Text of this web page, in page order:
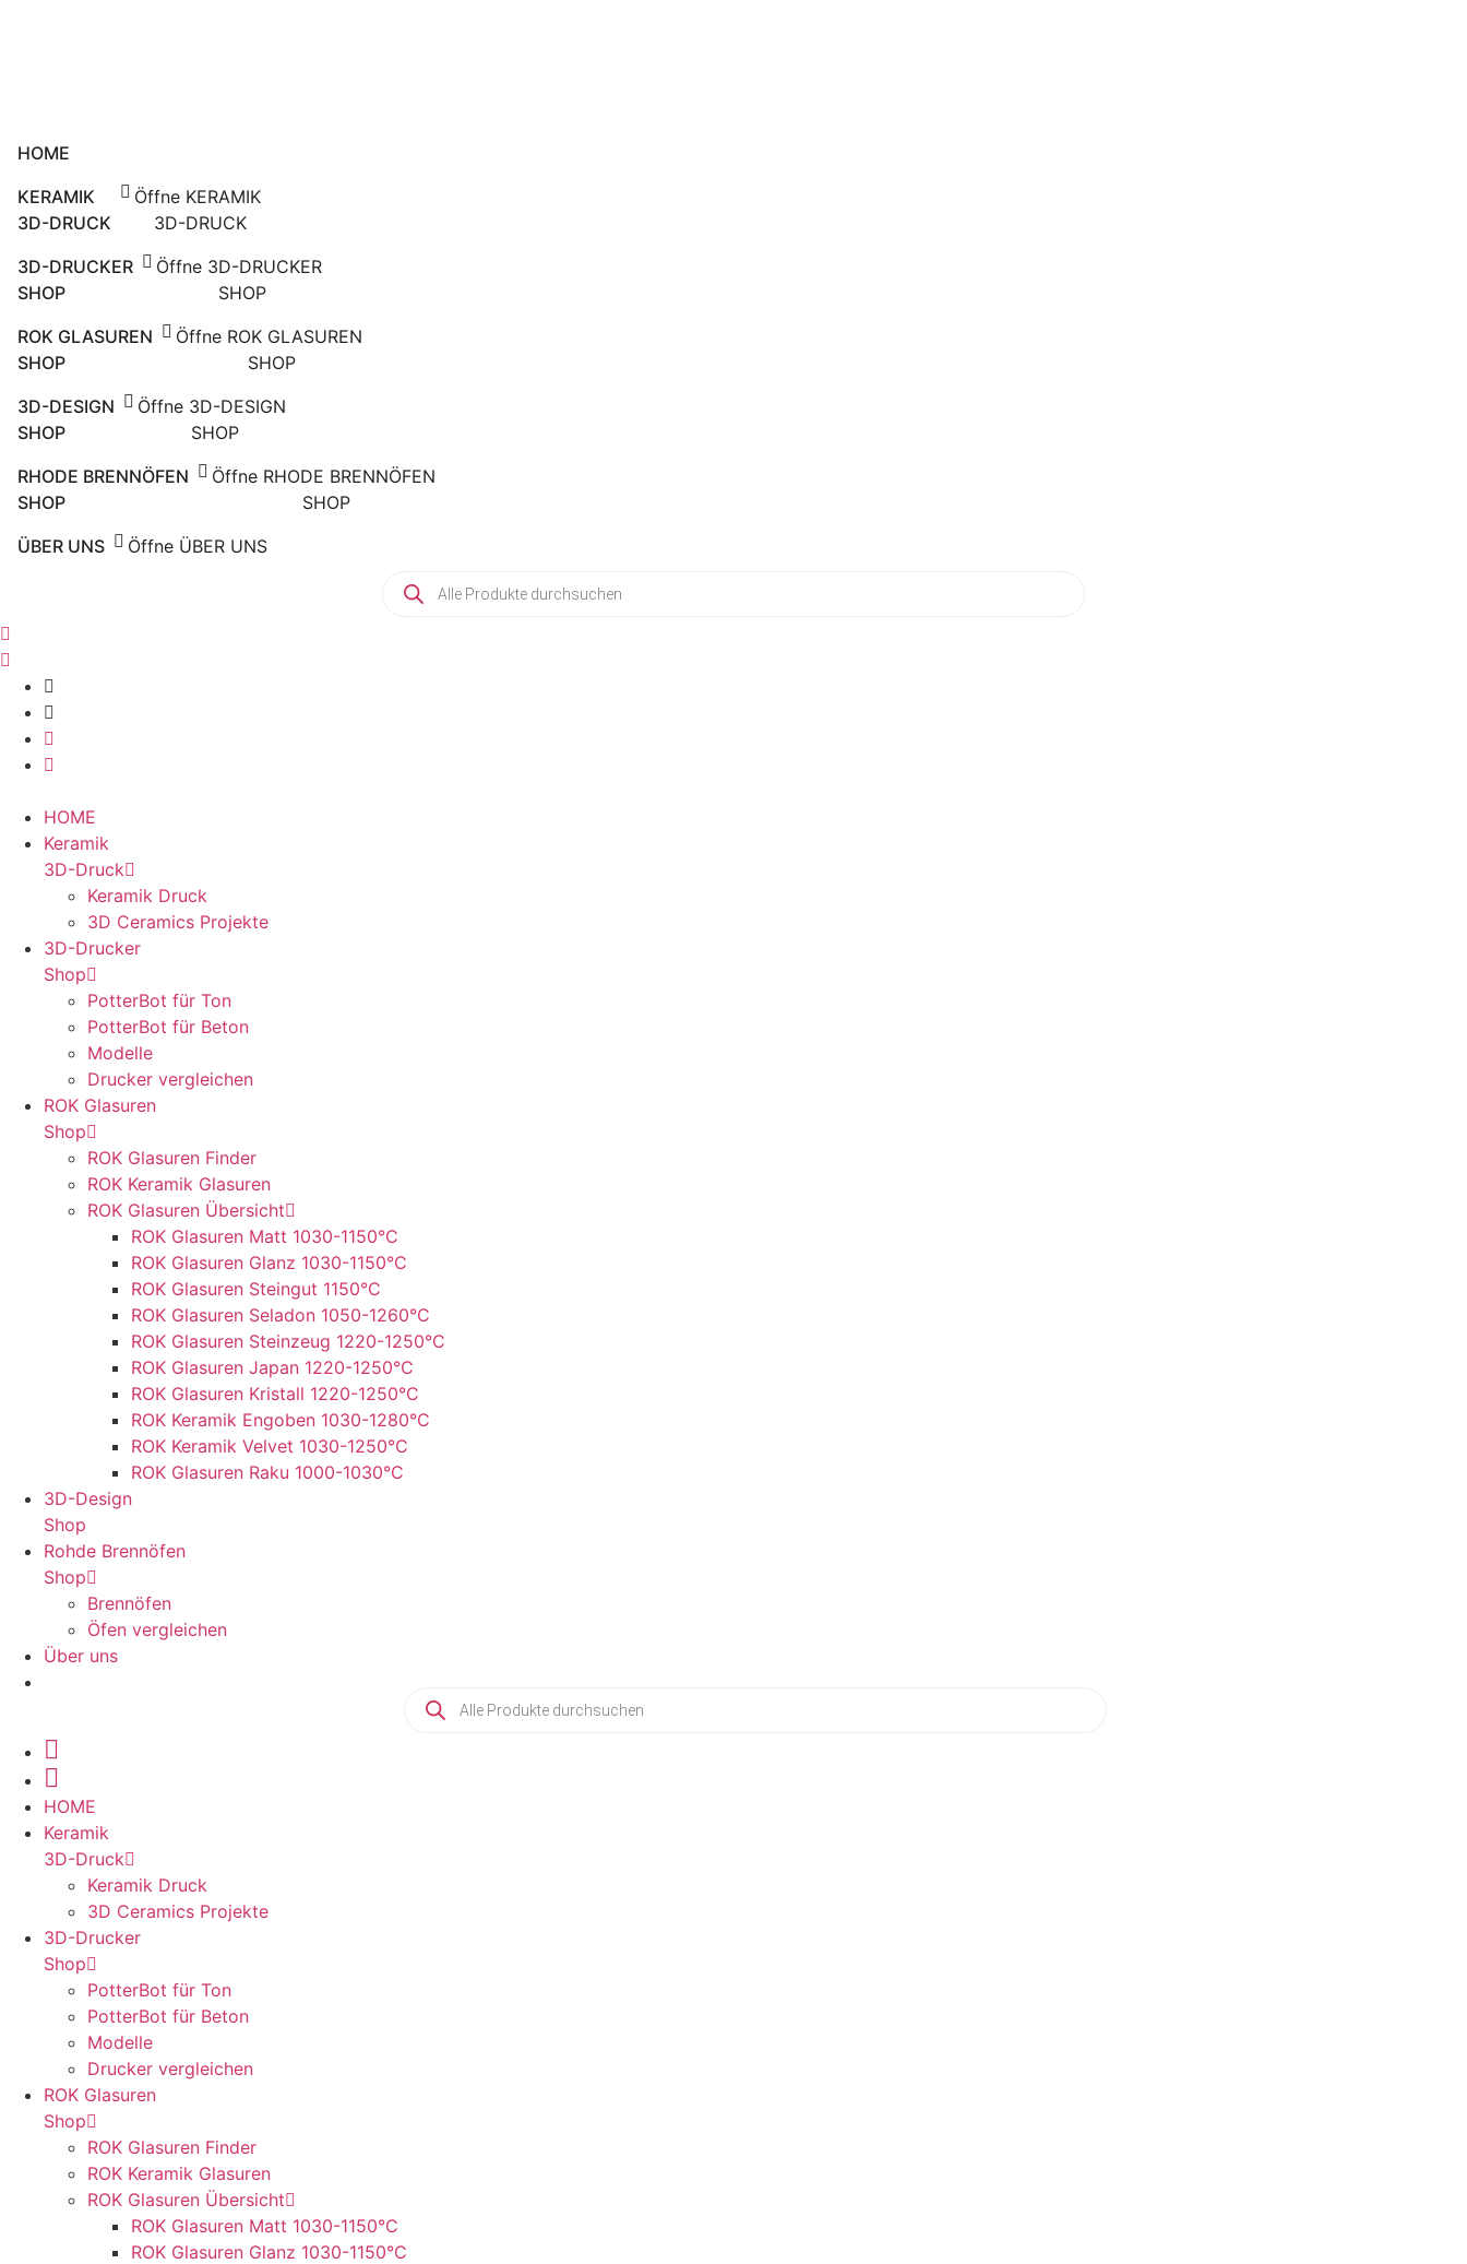
HOME
KERAMIK
3D-DRUCK
Öffne KERAMIK
3D-DRUCK
3D-DRUCKER
SHOP
Öffne 3D-DRUCKER
SHOP
ROK GLASUREN
SHOP
Öffne ROK GLASUREN
SHOP
3D-DESIGN
SHOP
Öffne 3D-DESIGN
SHOP
RHODE BRENNÖFEN
SHOP
Öffne RHODE BRENNÖFEN
SHOP
ÜBER UNS
Öffne ÜBER UNS
Products
search
HOME
Keramik
3D-Druck
Keramik Druck
3D Ceramics Projekte
3D-Drucker
Shop
PotterBot für Ton
PotterBot für Beton
Modelle
Drucker vergleichen
ROK Glasuren
Shop
ROK Glasuren Finder
ROK Keramik Glasuren
ROK Glasuren Übersicht
ROK Glasuren Matt 1030-1150°C
ROK Glasuren Glanz 1030-1150°C
ROK Glasuren Steingut 1150°C
ROK Glasuren Seladon 1050-1260°C
ROK Glasuren Steinzeug 1220-1250°C
ROK Glasuren Japan 1220-1250°C
ROK Glasuren Kristall 1220-1250°C
ROK Keramik Engoben 1030-1280°C
ROK Keramik Velvet 1030-1250°C
ROK Glasuren Raku 1000-1030°C
3D-Design
Shop
Rohde Brennöfen
Shop
Brennöfen
Öfen vergleichen
Über uns
Products
search
HOME
Keramik
3D-Druck
Keramik Druck
3D Ceramics Projekte
3D-Drucker
Shop
PotterBot für Ton
PotterBot für Beton
Modelle
Drucker vergleichen
ROK Glasuren
Shop
ROK Glasuren Finder
ROK Keramik Glasuren
ROK Glasuren Übersicht
ROK Glasuren Matt 1030-1150°C
ROK Glasuren Glanz 1030-1150°C